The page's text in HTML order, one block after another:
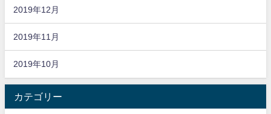
2019年12月
2019年11月
2019年10月
カテゴリー